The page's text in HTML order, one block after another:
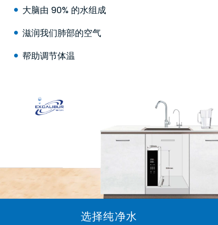
大脑由 90% 的水组成
滋润我们肺部的空气
帮助调节体温
选择纯净水